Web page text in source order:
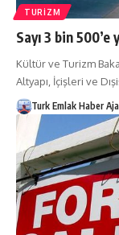
TURIZM
Sayı 3 bin 500’e
Kültür ve Turizm
Altyapı, İçişleri ve
Turk Emlak Haber